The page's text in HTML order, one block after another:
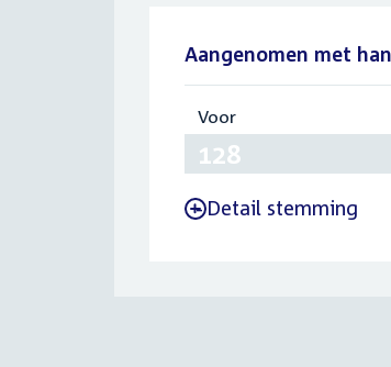
Aangenomen met
Voor
128
- Detail stemming